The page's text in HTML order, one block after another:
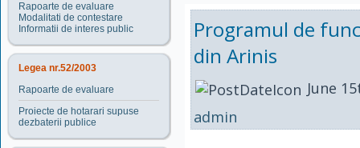
Rapoarte de evaluare
Modalitati de contestare
Informatii de interes public
Legea nr.52/2003
Rapoarte de evaluare
Proiecte de hotarari supuse
dezbaterii publice
Programul de
din Arinis
June
admin